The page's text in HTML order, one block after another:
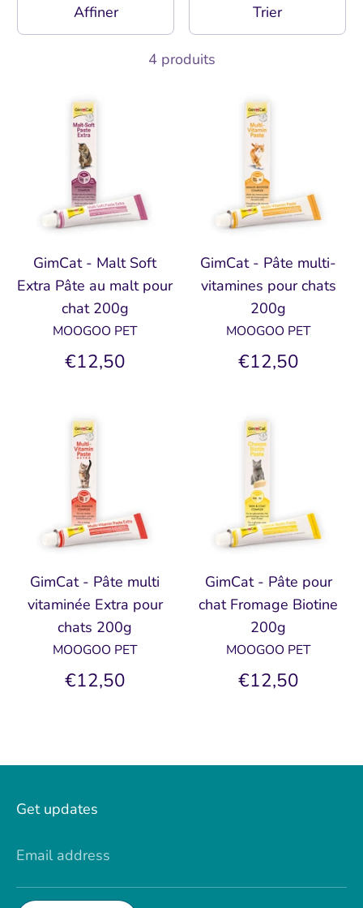
Affiner Trier
4 produits
GimCat - Malt Soft
Extra Pâte au malt pour
chat 200g
MOOGOO PET
€12,50
GimCat - Pâte multi-
vitamines pour chats
200g
MOOGOO PET
€12,50
GimCat - Pâte multi
vitaminée Extra pour
chats 200g
MOOGOO PET
€12,50
GimCat - Pâte pour
chat Fromage Biotine
200g
MOOGOO PET
€12,50
Get updates
Email address